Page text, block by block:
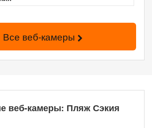
Все веб-камеры
веб-камеры: Пляж Сэкия